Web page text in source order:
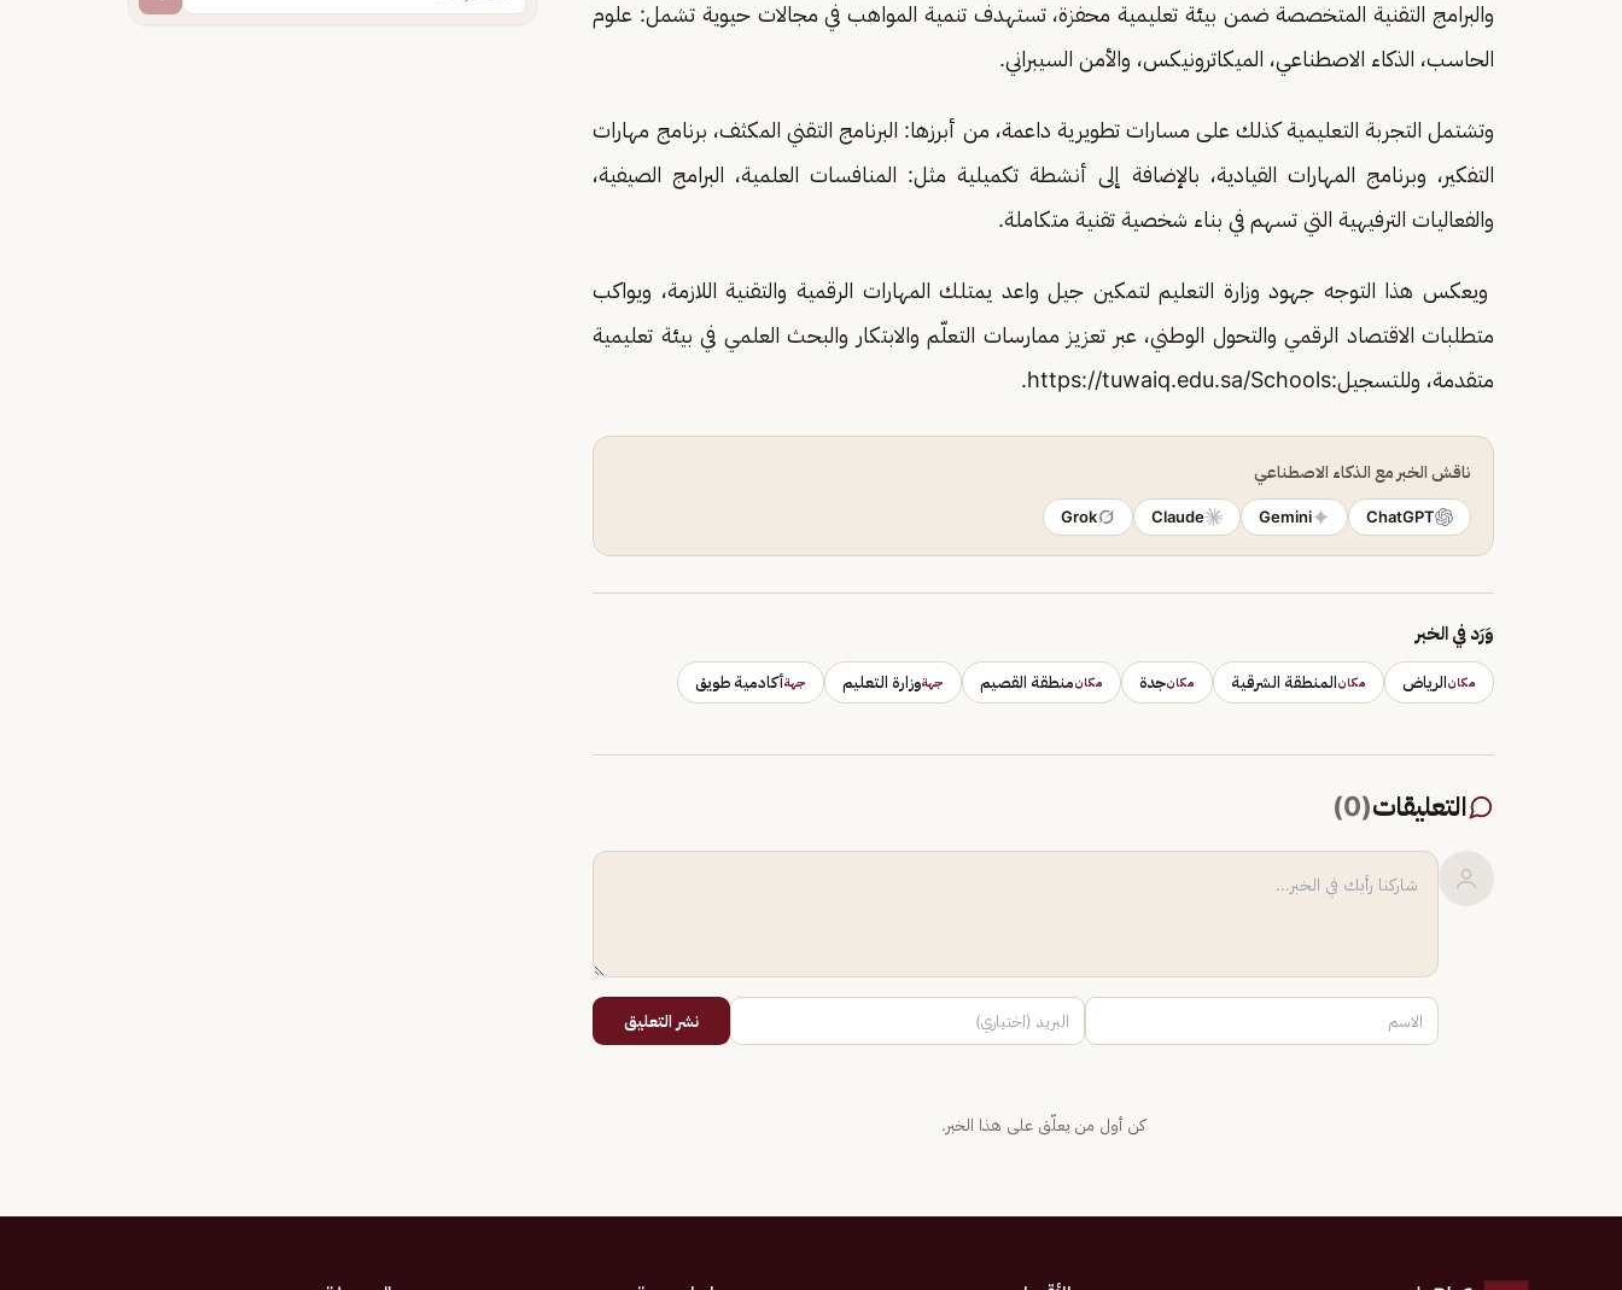
والبرامج التقنية المتخصصة ضمن بيئة تعليمية محفزة، تستهدف تنمية المواهب في مجالات حيوية تشمل: علوم
الحاسب، الذكاء الاصطناعي، الميكاترونيكس، والأمن السيبراني.
وتشتمل التجربة التعليمية كذلك على مسارات تطويرية داعمة، من أبرزها: البرنامج التقني المكثف، برنامج مهارات
التفكير، وبرنامج المهارات القيادية، بالإضافة إلى أنشطة تكميلية مثل: المنافسات العلمية، البرامج الصيفية،
والفعاليات الترفيهية التي تسهم في بناء شخصية تقنية متكاملة.
ويعكس هذا التوجه جهود وزارة التعليم لتمكين جيل واعد يمتلك المهارات الرقمية والتقنية اللازمة، ويواكب
متطلبات الاقتصاد الرقمي والتحول الوطني، عبر تعزيز ممارسات التعلّم والابتكار والبحث العلمي في بيئة تعليمية
متقدمة، وللتسجيل:https://tuwaiq.edu.sa/Schools.
ناقش الخبر مع الذكاء الاصطناعي
ChatGPT
Gemini
Claude
Grok
وَرَد في الخبر
مكانالرياض مكانالمنطقة الشرقية مكانجدة مكانمنطقة القصيم جهةوزارة التعليم جهةأكادمية طويق
التعليقات(
0
)
نشر التعليق
كن أول من يعلّق على هذا الخبر.